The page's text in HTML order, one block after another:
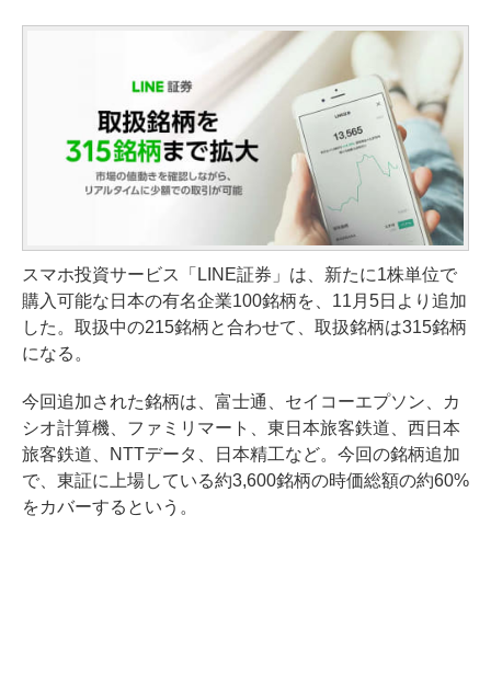
スマホ投資サービス「LINE証券」は、新たに1株単位で
購入可能な日本の有名企業100銘柄を、11月5日より追加
した。取扱中の215銘柄と合わせて、取扱銘柄は315銘柄
になる。
今回追加された銘柄は、富士通、セイコーエプソン、カ
シオ計算機、ファミリマート、東日本旅客鉄道、西日本
旅客鉄道、NTTデータ、日本精工など。今回の銘柄追加
で、東証に上場している約3,600銘柄の時価総額の約60%
をカバーするという。